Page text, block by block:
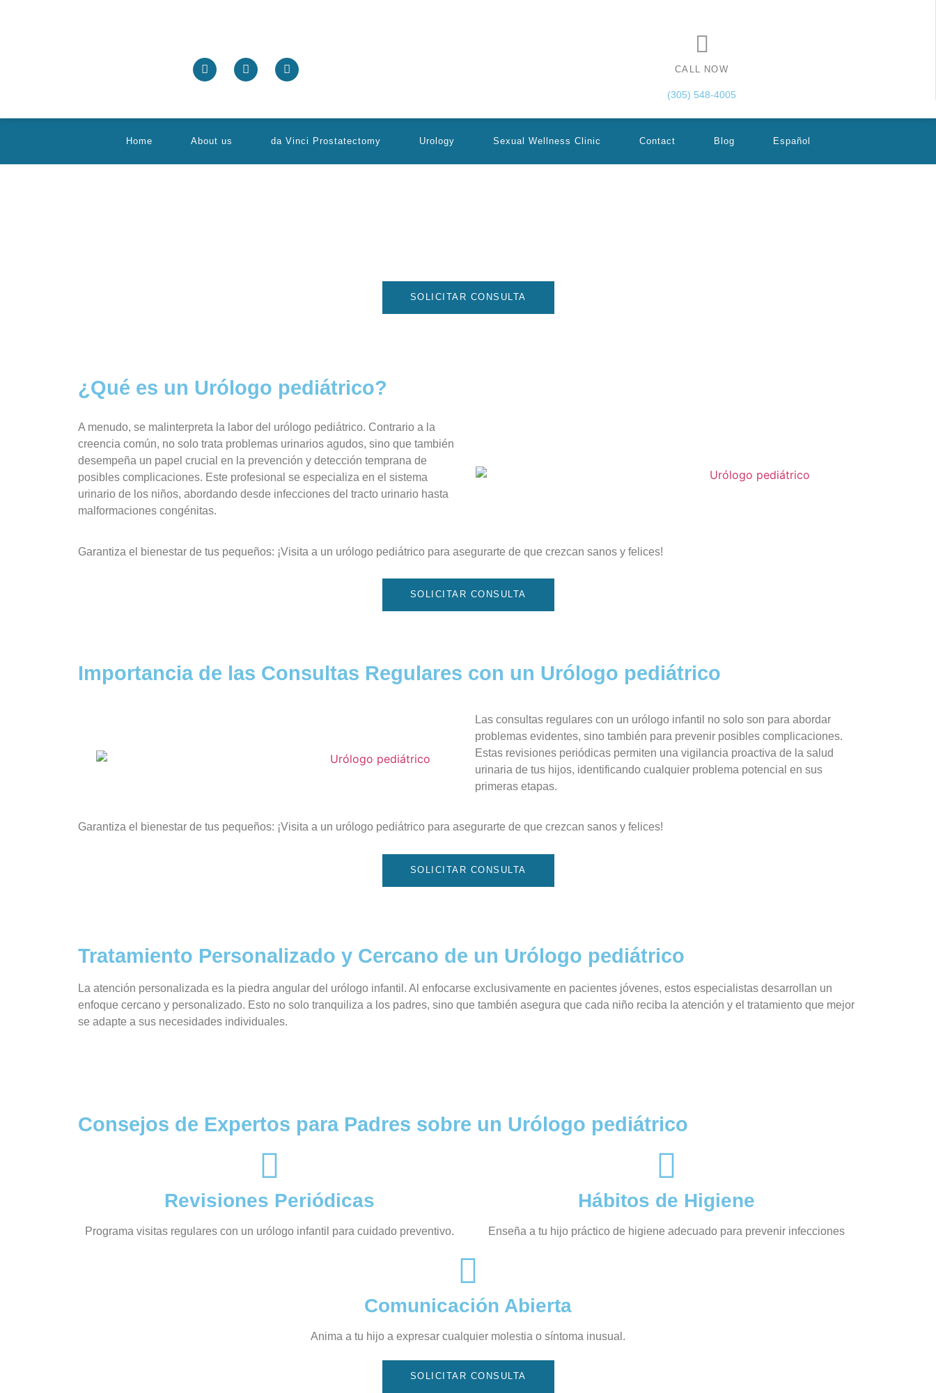
CALL NOW
(305) 548-4005
Home About us da Vinci Prostatectomy Urology Sexual Wellness Clinic Contact Blog Español
SOLICITAR CONSULTA
¿Qué es un Urólogo pediátrico?
A menudo, se malinterpreta la labor del urólogo pediátrico. Contrario a la
creencia común, no solo trata problemas urinarios agudos, sino que también
desempeña un papel crucial en la prevención y detección temprana de
posibles complicaciones. Este profesional se especializa en el sistema
urinario de los niños, abordando desde infecciones del tracto urinario hasta
malformaciones congénitas.
Garantiza el bienestar de tus pequeños: ¡Visita a un urólogo pediátrico para asegurarte de que crezcan sanos y felices!
SOLICITAR CONSULTA
Importancia de las Consultas Regulares con un Urólogo pediátrico
Las consultas regulares con un urólogo infantil no solo son para abordar
problemas evidentes, sino también para prevenir posibles complicaciones.
Estas revisiones periódicas permiten una vigilancia proactiva de la salud
urinaria de tus hijos, identificando cualquier problema potencial en sus
primeras etapas.
Garantiza el bienestar de tus pequeños: ¡Visita a un urólogo pediátrico para asegurarte de que crezcan sanos y felices!
SOLICITAR CONSULTA
Tratamiento Personalizado y Cercano de un Urólogo pediátrico
La atención personalizada es la piedra angular del urólogo infantil. Al enfocarse exclusivamente en pacientes jóvenes, estos especialistas desarrollan un
enfoque cercano y personalizado. Esto no solo tranquiliza a los padres, sino que también asegura que cada niño reciba la atención y el tratamiento que mejor
se adapte a sus necesidades individuales.
Consejos de Expertos para Padres sobre un Urólogo pediátrico
Revisiones Periódicas
Programa visitas regulares con un urólogo infantil para cuidado preventivo.
Hábitos de Higiene
Enseña a tu hijo práctico de higiene adecuado para prevenir infecciones
Comunicación Abierta
Anima a tu hijo a expresar cualquier molestia o síntoma inusual.
SOLICITAR CONSULTA